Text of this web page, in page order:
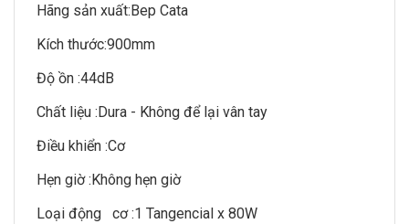
Hãng sản xuất:Bep Cata
Kích thước:900mm
Độ ồn :44dB
Chất liệu :Dura - Không để lại vân tay
Điều khiển :Cơ
Hẹn giờ :Không hẹn giờ
Loại động cơ :1 Tangencial x 80W